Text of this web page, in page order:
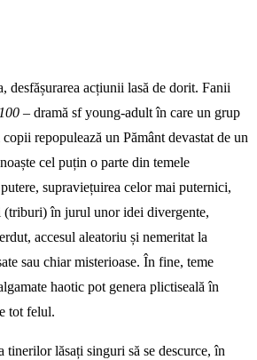
desfășurarea acțiunii lasă de dorit. Fanii
– dramă sf young-adult în care un grup
repopulează un Pământ devastat de un
cel puțin o parte din temele
supraviețuirea celor mai puternici,
(triburi) în jurul unor idei divergente,
accesul aleatoriu și nemeritat la
sau chiar misterioase. În fine, teme
haotic pot genera plictiseală în
tot felul.
tinerilor lăsați singuri să se descurce, în